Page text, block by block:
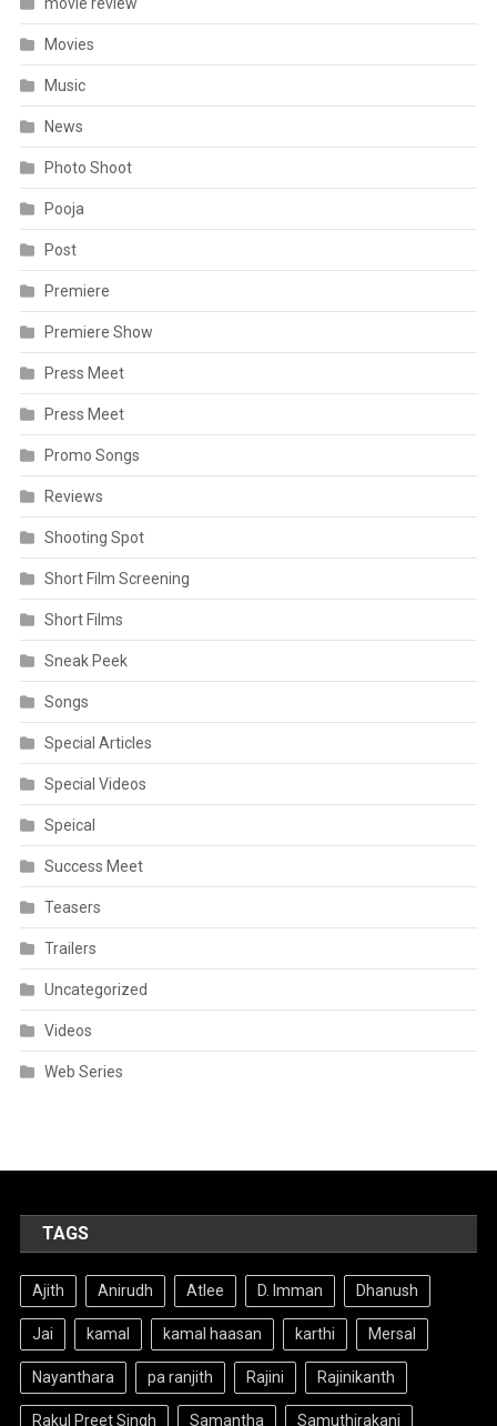
Movies
Music
News
Photo Shoot
Pooja
Post
Premiere
Premiere Show
Press Meet
Press Meet
Promo Songs
Reviews
Shooting Spot
Short Film Screening
Short Films
Sneak Peek
Songs
Special Articles
Special Videos
Speical
Success Meet
Teasers
Trailers
Uncategorized
Videos
Web Series
TAGS
Ajith Anirudh Atlee D. Imman Dhanush
Jai kamal kamal haasan karthi Mersal
Nayanthara pa ranjith Rajini Rajinikanth
Rakul Preet Singh Samantha Samuthirakani